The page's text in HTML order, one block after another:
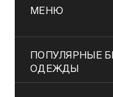
МЕНЮ
ПОПУЛЯРНЫЕ
ОДЕЖДЫ